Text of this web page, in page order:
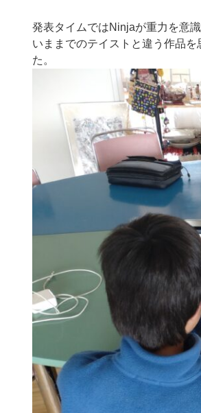
発表タイムではNinjaが重力を意
いままでのテイストと違う作品
た。